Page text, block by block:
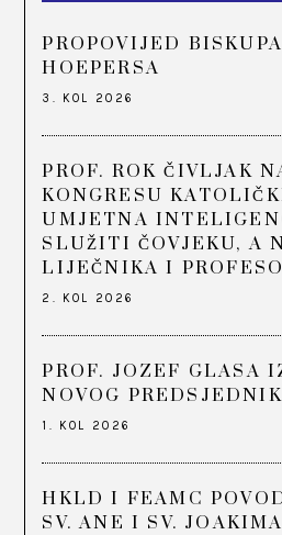
PROPOVIJED
HOEPERSA
3. KOL 2026
PROF. ROK ČIVLJAK
KONGRESU
UMJETNA
SLUŽITI ČOVJEKU, A
LIJEČNIKA I
2. KOL 2026
PROF. JOZEF GLASA
NOVOG
1. KOL 2026
HKLD I FEAMC
SV. ANE I SV. JOAKIMA